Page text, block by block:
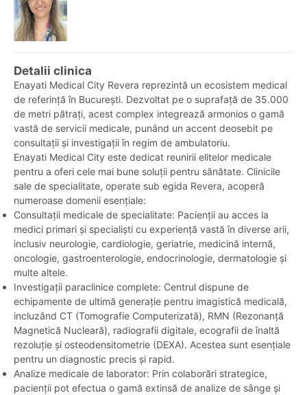
Detalii clinica
Enayati Medical City Revera reprezintă un ecosistem medical
de referință în București. Dezvoltat pe o suprafață de 35.000
de metri pătrați, acest complex integrează armonios o gamă
vastă de servicii medicale, punând un accent deosebit pe
consultații și investigații în regim de ambulatoriu.
Enayati Medical City este dedicat reunirii elitelor medicale
pentru a oferi cele mai bune soluții pentru sănătate. Clinicile
sale de specialitate, operate sub egida Revera, acoperă
numeroase domenii esențiale:
Consultații medicale de specialitate: Pacienții au acces la
medici primari și specialiști cu experiență vastă în diverse arii,
inclusiv neurologie, cardiologie, geriatrie, medicină internă,
oncologie, gastroenterologie, endocrinologie, dermatologie și
multe altele.
Investigații paraclinice complete: Centrul dispune de
echipamente de ultimă generație pentru imagistică medicală,
incluzând CT (Tomografie Computerizată), RMN (Rezonanță
Magnetică Nucleară), radiografii digitale, ecografii de înaltă
rezoluție și osteodensitometrie (DEXA). Acestea sunt esențiale
pentru un diagnostic precis și rapid.
Analize medicale de laborator: Prin colaborări strategice,
pacienții pot efectua o gamă extinsă de analize de sânge și